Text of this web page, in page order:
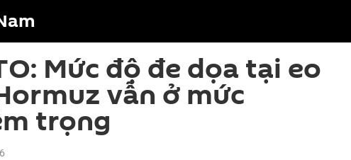
Mức độ đe dọa tại eo
vẫn ở mức
trọng